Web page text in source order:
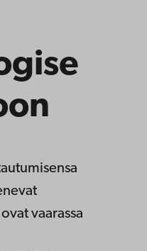
vaarassa